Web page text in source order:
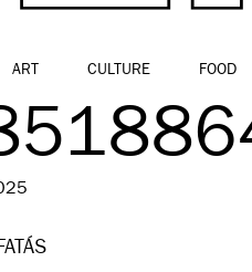
ART CULTURE FOOD